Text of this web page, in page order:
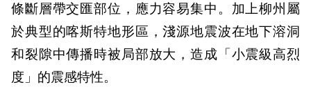
條斷層帶交匯部位，應力容易集中。加上柳州屬
於典型的喀斯特地形區，淺源地震波在地下溶洞
和裂隙中傳播時被局部放大，造成「小震級高烈
度」的震感特性。